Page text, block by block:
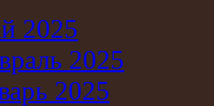
2025
2025
2025